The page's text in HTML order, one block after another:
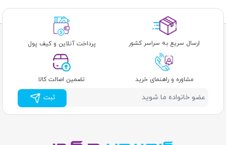
ارسال سریع به سراسر کشور پرداخت آنلاین و کیف پول
مشاوره و راهنمای خرید تضمین اصالت کالا
ثبت